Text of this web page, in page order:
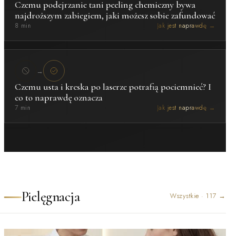
Czemu podejrzanie tani peeling chemiczny bywa
najdroższym zabiegiem, jaki możesz sobie zafundować
8 min Jak jest naprawdę →
→
Czemu usta i kreska po laserze potrafią pociemnieć? I
co to naprawdę oznacza
7 min Jak jest naprawdę →
Pielęgnacja Wszystkie · 117 →